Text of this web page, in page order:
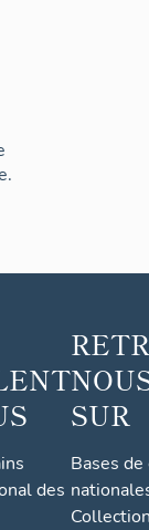
des
SUR
Bases